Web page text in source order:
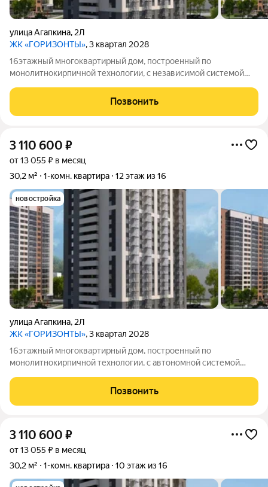
улица Агапкина, 2Л
ЖК «ГОРИЗОНТЫ», 3 квартал 2028
16этажный многоквартирный дом, построенный по
монолитнокирпичной технологии, с независимой системой
Позвонить
3 110 600 ₽
от 13 055 ₽ в месяц
30,2 м²
1-комн. квартира 12 этаж из 16
новостройка
улица Агапкина, 2Л
ЖК «ГОРИЗОНТЫ», 3 квартал 2028
16этажный многоквартирный дом, построенный по
монолитнокирпичной технологии, с автономной системой
Позвонить
3 110 600 ₽
от 13 055 ₽ в месяц
30,2 м²
1-комн. квартира 10 этаж из 16